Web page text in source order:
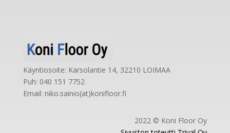
Käyntiosoite: Karsolantie 14, 32210 LOIMAA
Puh: 040 151 7752
Email: niko.sainio(at)konifloor.fi
2022 © Koni Floor Oy